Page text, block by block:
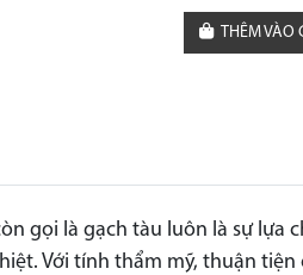
THÊM VÀO
gọi là gạch tàu luôn là sự
Với tính thẩm mỹ, thuận